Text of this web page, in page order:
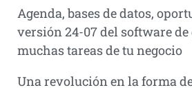
Agenda, bases de datos,
versión 24-07 del software
muchas tareas de tu negocio
Una revolución en la forma